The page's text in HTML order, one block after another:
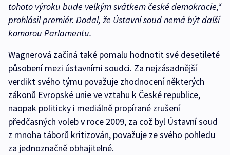
tohoto výroku bude velkým svátkem české demokracie,“
prohlásil premiér. Dodal, že Ústavní soud nemá být další
komorou Parlamentu.
Wagnerová začíná také pomalu hodnotit své desetileté
působení mezi ústavními soudci. Za nejzásadnější
verdikt svého týmu považuje zhodnocení některých
zákonů Evropské unie ve vztahu k České republice,
naopak politicky i mediálně propírané zrušení
předčasných voleb v roce 2009, za což byl Ústavní soud
z mnoha táborů kritizován, považuje ze svého pohledu
za jednoznačně obhajitelné.